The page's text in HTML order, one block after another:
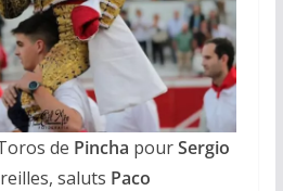
de Pincha pourSergio
saluts Paco